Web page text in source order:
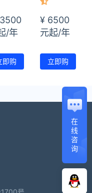
/年
即购
¥ 6500
元起/年
立即购
在
线
咨
询